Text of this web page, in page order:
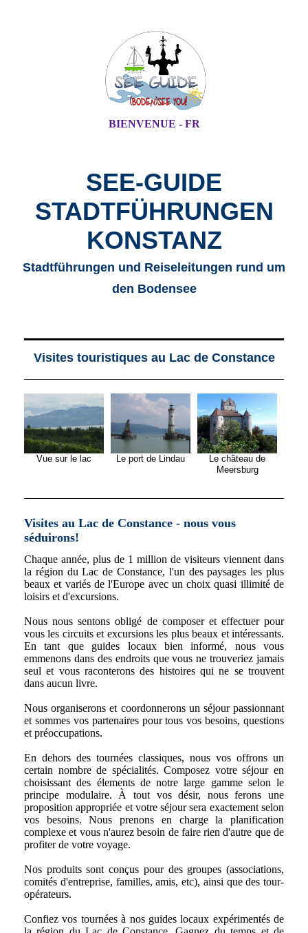
BIENVENUE - FR
SEE-GUIDE
STADTFÜHRUNGEN
KONSTANZ
Stadtführungen und Reiseleitungen rund um
den Bodensee
Visites touristiques au Lac de Constance
Vue sur le lac Le port de Lindau
Le château de
Meersburg
Visites au Lac de Constance - nous vous
séduirons!
Chaque année, plus de 1 million de visiteurs viennent dans
la région du Lac de Constance, l'un des paysages les plus
beaux et variés de l'Europe avec un choix quasi illimité de
loisirs et d'excursions.
Nous nous sentons obligé de composer et effectuer pour
vous les circuits et excursions les plus beaux et intéressants.
En tant que guides locaux bien informé, nous vous
emmenons dans des endroits que vous ne trouveriez jamais
seul et vous raconterons des histoires qui ne se trouvent
dans aucun livre.
Nous organiserons et coordonnerons un séjour passionnant
et sommes vos partenaires pour tous vos besoins, questions
et préoccupations.
En dehors des tournées classiques, nous vos offrons un
certain nombre de spécialités. Composez votre séjour en
choisissant des élements de notre large gamme selon le
principe modulaire. À tout vos désir, nous ferons une
proposition appropriée et votre séjour sera exactement selon
vos besoins. Nous prenons en charge la planification
complexe et vous n'aurez besoin de faire rien d'autre que de
profiter de votre voyage.
Nos produits sont conçus pour des groupes (associations,
comités d'entreprise, familles, amis, etc), ainsi que des tour-
opérateurs.
Confiez vos tournées à nos guides locaux expérimentés de